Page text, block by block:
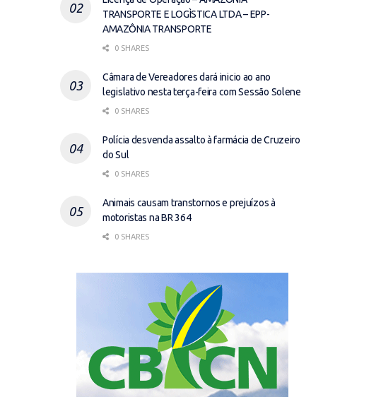
TRANSPORTE E LOGÌSTICA LTDA – EPP-
AMAZÔNIA TRANSPORTE
0 SHARES
Câmara de Vereadores dará inicio ao ano
legislativo nesta terça-feira com Sessão Solene
0 SHARES
Polícia desvenda assalto à farmácia de Cruzeiro
do Sul
0 SHARES
Animais causam transtornos e prejuízos à
motoristas na BR 364
0 SHARES